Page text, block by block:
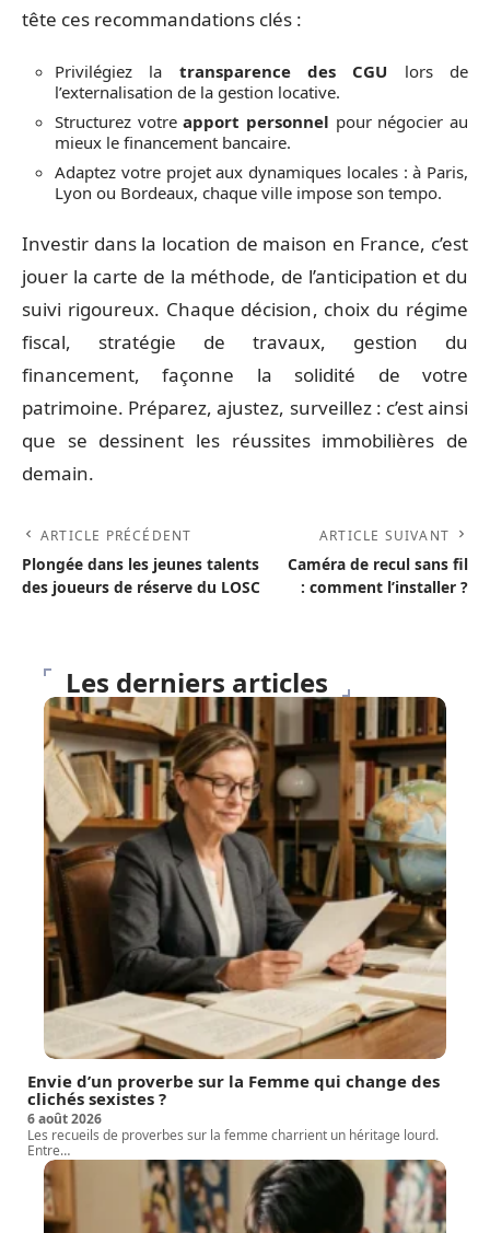
tête ces recommandations clés :
Privilégiez la transparence des CGU lors de
l’externalisation de la gestion locative.
Structurez votreapport personnel pour négocier au
mieux le financement bancaire.
Adaptez votre projet aux dynamiques locales : à Paris,
Lyon ou Bordeaux, chaque ville impose son tempo.
Investir dans la location de maison en France, c’est
jouer la carte de la méthode, de l’anticipation et du
suivi rigoureux. Chaque décision, choix du régime
fiscal, stratégie de travaux, gestion du
financement, façonne la solidité de votre
patrimoine. Préparez, ajustez, surveillez : c’est ainsi
que se dessinent les réussites immobilières de
demain.
ARTICLE PRÉCÉDENT
Plongée dans les jeunes talents
des joueurs de réserve du LOSC
ARTICLE SUIVANT
Caméra de recul sans fil
: comment l’installer ?
Les derniers articles
Envie d’un proverbe sur la Femme qui change des
clichés sexistes ?
6 août 2026
Les recueils de proverbes sur la femme charrient un héritage lourd.
Entre…